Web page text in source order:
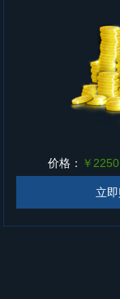
价格： ￥
立